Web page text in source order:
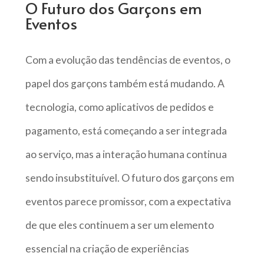
O Futuro dos Garçons em
Eventos
Com a evolução das tendências de eventos, o
papel dos garçons também está mudando. A
tecnologia, como aplicativos de pedidos e
pagamento, está começando a ser integrada
ao serviço, mas a interação humana continua
sendo insubstituível. O futuro dos garçons em
eventos parece promissor, com a expectativa
de que eles continuem a ser um elemento
essencial na criação de experiências